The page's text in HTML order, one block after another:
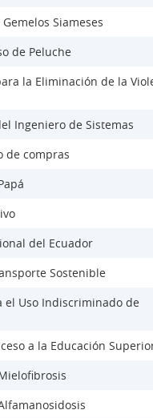
Siameses
de Peluche
la Eliminación de la
Ingeniero de Sistemas
de compras
del Ecuador
Sostenible
el Uso Indiscriminado de
a la Educación